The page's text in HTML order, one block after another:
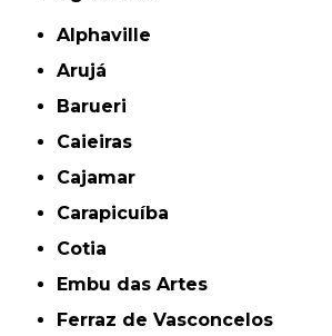
Alphaville
Arujá
Barueri
Caieiras
Cajamar
Carapicuíba
Cotia
Embu das Artes
Ferraz de Vasconcelos